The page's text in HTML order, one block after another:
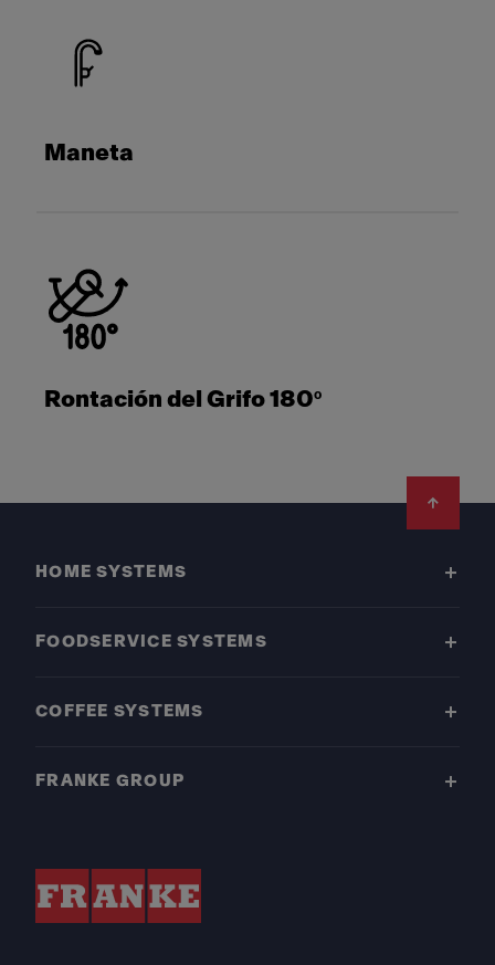
Maneta
Rontación del Grifo 180º
HOME SYSTEMS
FOODSERVICE SYSTEMS
COFFEE SYSTEMS
FRANKE GROUP